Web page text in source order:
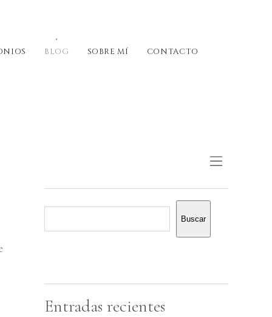
BLOG SOBRE MÍ CONTACTO
Buscar
Entradas recientes